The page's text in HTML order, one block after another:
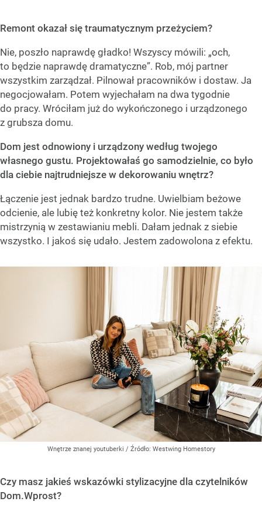
Remont okazał się traumatycznym przeżyciem?
Nie, poszło naprawdę gładko! Wszyscy mówili: „och,
to będzie naprawdę dramatyczne”. Rob, mój partner
wszystkim zarządzał. Pilnował pracowników i dostaw. Ja
negocjowałam. Potem wyjechałam na dwa tygodnie
do pracy. Wróciłam już do wykończonego i urządzonego
z grubsza domu.
Dom jest odnowiony i urządzony według twojego
własnego gustu. Projektowałaś go samodzielnie, co było
dla ciebie najtrudniejsze w dekorowaniu wnętrz?
Łączenie jest jednak bardzo trudne. Uwielbiam beżowe
odcienie, ale lubię też konkretny kolor. Nie jestem także
mistrzynią w zestawianiu mebli. Dałam jednak z siebie
wszystko. I jakoś się udało. Jestem zadowolona z efektu.
Wnętrze znanej youtuberki / Źródło: Westwing Homestory
Czy masz jakieś wskazówki stylizacyjne dla czytelników
Dom.Wprost?